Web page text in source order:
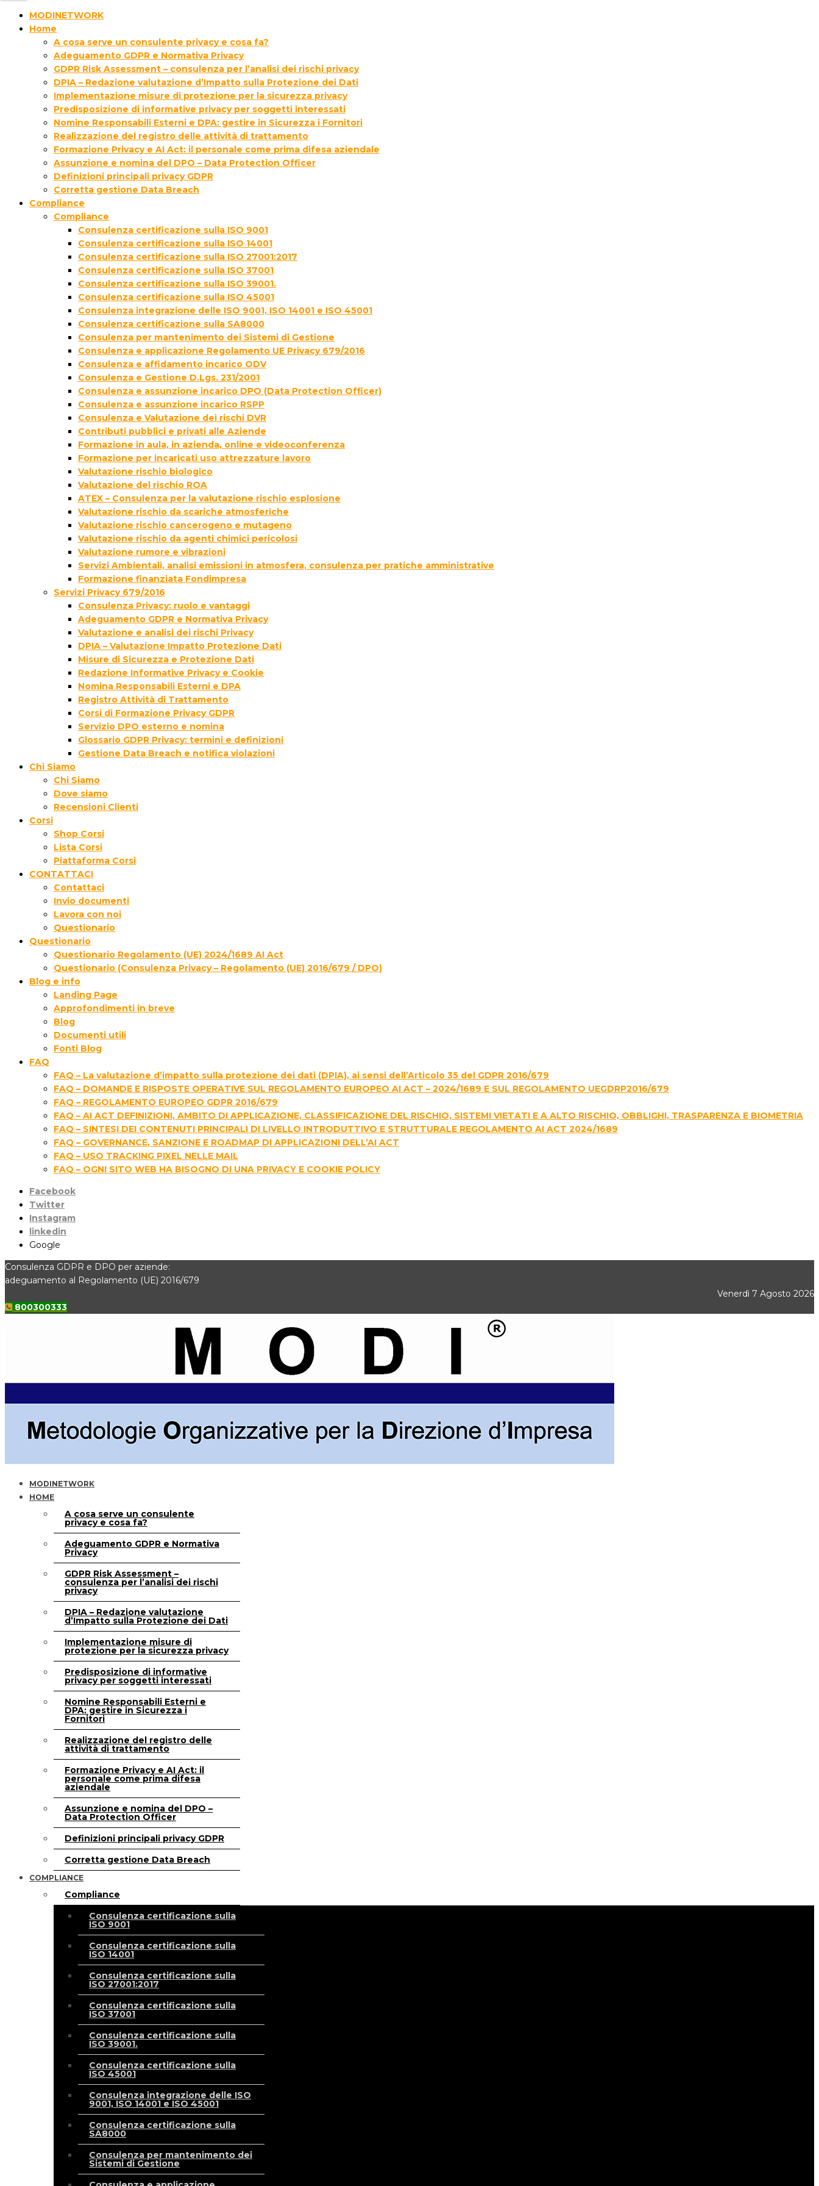
MODINETWORK
Home
A cosa serve un consulente privacy e cosa fa?
Adeguamento GDPR e Normativa Privacy
GDPR Risk Assessment – consulenza per l’analisi dei rischi privacy
DPIA – Redazione valutazione d’Impatto sulla Protezione dei Dati
Implementazione misure di protezione per la sicurezza privacy
Predisposizione di informative privacy per soggetti interessati
Nomine Responsabili Esterni e DPA: gestire in Sicurezza i Fornitori
Realizzazione del registro delle attività di trattamento
Formazione Privacy e AI Act: il personale come prima difesa aziendale
Assunzione e nomina del DPO – Data Protection Officer
Definizioni principali privacy GDPR
Corretta gestione Data Breach
Compliance
Compliance
Consulenza certificazione sulla ISO 9001
Consulenza certificazione sulla ISO 14001
Consulenza certificazione sulla ISO 27001:2017
Consulenza certificazione sulla ISO 37001
Consulenza certificazione sulla ISO 39001.
Consulenza certificazione sulla ISO 45001
Consulenza integrazione delle ISO 9001, ISO 14001 e ISO 45001
Consulenza certificazione sulla SA8000
Consulenza per mantenimento dei Sistemi di Gestione
Consulenza e applicazione Regolamento UE Privacy 679/2016
Consulenza e affidamento incarico ODV
Consulenza e Gestione D.Lgs. 231/2001
Consulenza e assunzione incarico DPO (Data Protection Officer)
Consulenza e assunzione incarico RSPP
Consulenza e Valutazione dei rischi DVR
Contributi pubblici e privati alle Aziende
Formazione in aula, in azienda, online e videoconferenza
Formazione per incaricati uso attrezzature lavoro
Valutazione rischio biologico
Valutazione del rischio ROA
ATEX – Consulenza per la valutazione rischio esplosione
Valutazione rischio da scariche atmosferiche
Valutazione rischio cancerogeno e mutageno
Valutazione rischio da agenti chimici pericolosi
Valutazione rumore e vibrazioni
Servizi Ambientali, analisi emissioni in atmosfera, consulenza per pratiche amministrative
Formazione finanziata Fondimpresa
Servizi Privacy 679/2016
Consulenza Privacy: ruolo e vantaggi
Adeguamento GDPR e Normativa Privacy
Valutazione e analisi dei rischi Privacy
DPIA – Valutazione Impatto Protezione Dati
Misure di Sicurezza e Protezione Dati
Redazione Informative Privacy e Cookie
Nomina Responsabili Esterni e DPA
Registro Attività di Trattamento
Corsi di Formazione Privacy GDPR
Servizio DPO esterno e nomina
Glossario GDPR Privacy: termini e definizioni
Gestione Data Breach e notifica violazioni
Chi Siamo
Chi Siamo
Dove siamo
Recensioni Clienti
Corsi
Shop Corsi
Lista Corsi
Piattaforma Corsi
CONTATTACI
Contattaci
Invio documenti
Lavora con noi
Questionario
Questionario
Questionario Regolamento (UE) 2024/1689 AI Act
Questionario (Consulenza Privacy – Regolamento (UE) 2016/679 / DPO)
Blog e info
Landing Page
Approfondimenti in breve
Blog
Documenti utili
Fonti Blog
FAQ
FAQ – La valutazione d’impatto sulla protezione dei dati (DPIA), ai sensi dell’Articolo 35 del GDPR 2016/679
FAQ – DOMANDE E RISPOSTE OPERATIVE SUL REGOLAMENTO EUROPEO AI ACT – 2024/1689 E SUL REGOLAMENTO UEGDRP2016/679
FAQ – REGOLAMENTO EUROPEO GDPR 2016/679
FAQ – AI ACT DEFINIZIONI, AMBITO DI APPLICAZIONE, CLASSIFICAZIONE DEL RISCHIO, SISTEMI VIETATI E A ALTO RISCHIO, OBBLIGHI, TRASPARENZA E BIOMETRIA
FAQ – SINTESI DEI CONTENUTI PRINCIPALI DI LIVELLO INTRODUTTIVO E STRUTTURALE REGOLAMENTO AI ACT 2024/1689
FAQ – GOVERNANCE, SANZIONE E ROADMAP DI APPLICAZIONI DELL’AI ACT
FAQ – USO TRACKING PIXEL NELLE MAIL
FAQ – OGNI SITO WEB HA BISOGNO DI UNA PRIVACY E COOKIE POLICY
Facebook
Twitter
Instagram
linkedin
Google
Consulenza GDPR e DPO per aziende:
adeguamento al Regolamento (UE) 2016/679
Venerdì 7 Agosto 2026
800300333
MODINETWORK
HOME
A cosa serve un consulente
privacy e cosa fa?
Adeguamento GDPR e Normativa
Privacy
GDPR Risk Assessment –
consulenza per l’analisi dei rischi
privacy
DPIA – Redazione valutazione
d’Impatto sulla Protezione dei Dati
Implementazione misure di
protezione per la sicurezza privacy
Predisposizione di informative
privacy per soggetti interessati
Nomine Responsabili Esterni e
DPA: gestire in Sicurezza i
Fornitori
Realizzazione del registro delle
attività di trattamento
Formazione Privacy e AI Act: il
personale come prima difesa
aziendale
Assunzione e nomina del DPO –
Data Protection Officer
Definizioni principali privacy GDPR
Corretta gestione Data Breach
COMPLIANCE
Compliance
Consulenza certificazione sulla
ISO 9001
Consulenza certificazione sulla
ISO 14001
Consulenza certificazione sulla
ISO 27001:2017
Consulenza certificazione sulla
ISO 37001
Consulenza certificazione sulla
ISO 39001.
Consulenza certificazione sulla
ISO 45001
Consulenza integrazione delle ISO
9001, ISO 14001 e ISO 45001
Consulenza certificazione sulla
SA8000
Consulenza per mantenimento dei
Sistemi di Gestione